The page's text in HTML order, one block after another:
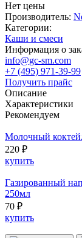
Нет цены
Производитель:
Категории:
Каши и смеси
Информация о
info@gc-sm.com
+7 (495) 971-39-99
Получить прайс
Описание
Характеристики
Рекомендуем
Молочный
220 ₽
купить
Газированный
250мл
70 ₽
купить